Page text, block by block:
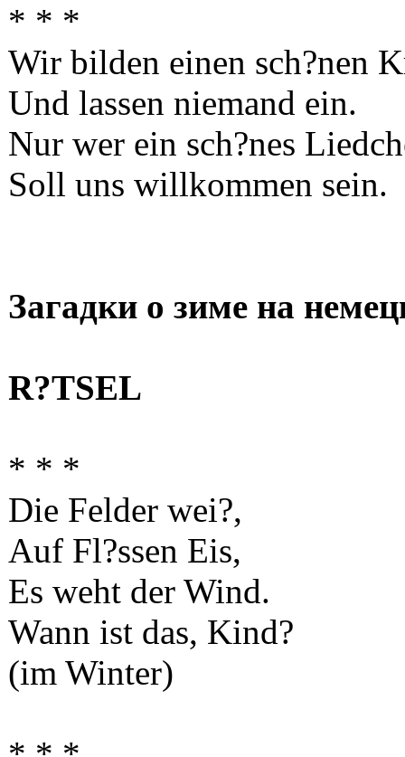
* * *
Wir bilden einen sch?nen
Und lassen niemand ein.
Nur wer ein sch?nes
Soll uns willkommen sein.
Загадки о зиме на
R?TSEL
* * *
Die Felder wei?,
Auf Fl?ssen Eis,
Es weht der Wind.
Wann ist das, Kind?
(im Winter)